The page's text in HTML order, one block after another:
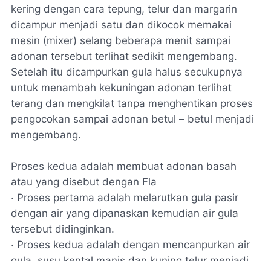
kering dengan cara tepung, telur dan margarin
dicampur menjadi satu dan dikocok memakai
mesin (mixer) selang beberapa menit sampai
adonan tersebut terlihat sedikit mengembang.
Setelah itu dicampurkan gula halus secukupnya
untuk menambah kekuningan adonan terlihat
terang dan mengkilat tanpa menghentikan proses
pengocokan sampai adonan betul – betul menjadi
mengembang.
Proses kedua adalah membuat adonan basah
atau yang disebut dengan Fla
· Proses pertama adalah melarutkan gula pasir
dengan air yang dipanaskan kemudian air gula
tersebut didinginkan.
· Proses kedua adalah dengan mencanpurkan air